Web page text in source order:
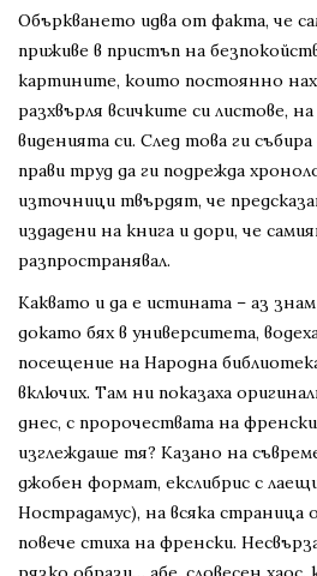
Объркването идва от факта, че
приживе в пристъп на
картините, които постоянно
разхвърля всичките си листове,
виденията си. След това ги
прави труд да ги подрежда
източници твърдят, че
издадени на книга и дори, че
разпространявал.
Каквато и да е истината – аз
докато бях в университета,
посещение на Народна
включих. Там ни показаха
днес, с пророчествата на
изглеждаше тя? Казано на
джобен формат, екслибрис с
Нострадамус), на всяка страница
повече стиха на френски.